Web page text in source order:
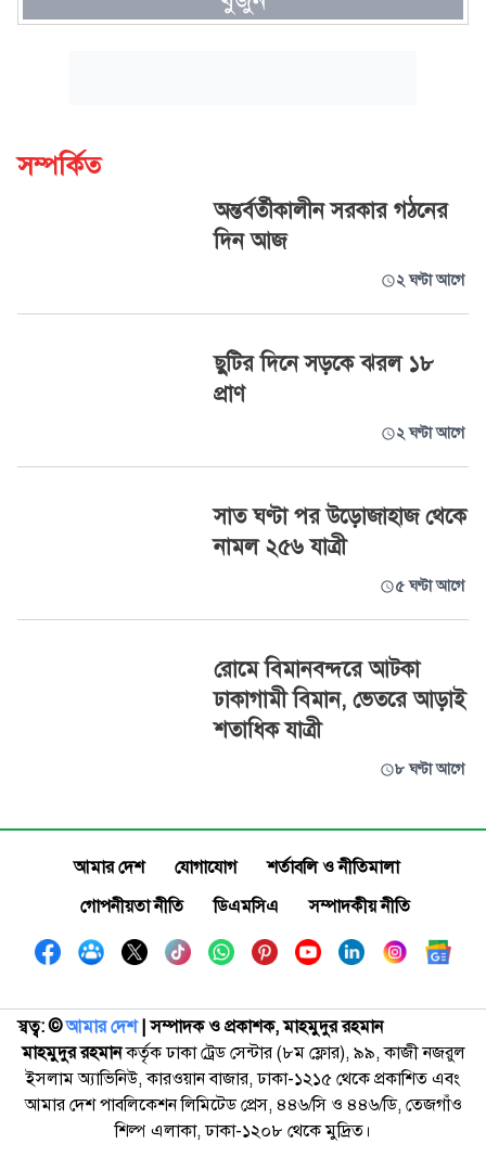
সম্পর্কিত
অন্তর্বর্তীকালীন সরকার গঠনের
দিন আজ
২ ঘণ্টা আগে
ছুটির দিনে সড়কে ঝরল ১৮
প্রাণ
২ ঘণ্টা আগে
সাত ঘণ্টা পর উড়োজাহাজ থেকে
নামল ২৫৬ যাত্রী
৫ ঘণ্টা আগে
রোমে বিমানবন্দরে আটকা
ঢাকাগামী বিমান, ভেতরে আড়াই
শতাধিক যাত্রী
৮ ঘণ্টা আগে
আমার দেশ যোগাযোগ
শর্তাবলি ও নীতিমালা
গোপনীয়তা নীতি
ডিএমসিএ সম্পাদকীয় নীতি
স্বত্ব: ©️আমার দেশ| সম্পাদক ও প্রকাশক, মাহমুদুর রহমান
মাহমুদুর রহমানকর্তৃক ঢাকা ট্রেড সেন্টার (৮ম ফ্লোর), ৯৯, কাজী নজরুল
ইসলাম অ্যাভিনিউ, কারওয়ান বাজার, ঢাকা-১২১৫ থেকে প্রকাশিত এবং
আমার দেশ পাবলিকেশন লিমিটেড প্রেস, ৪৪৬/সি ও ৪৪৬/ডি, তেজগাঁও
শিল্প এলাকা, ঢাকা-১২০৮ থেকে মুদ্রিত।